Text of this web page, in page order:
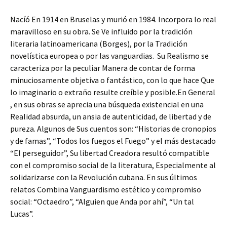
Nacíó En 1914 en Bruselas y murió en 1984. Incorpora lo real
maravilloso en su obra. Se Ve influido por la tradición
literaria latinoamericana (Borges), por la Tradición
novelística europea o por las vanguardias. Su Realismo se
caracteriza por la peculiar Manera de contar de forma
minuciosamente objetiva o fantástico, con lo que hace Que
lo imaginario o extraño resulte creíble y posible.En General
, en sus obras se aprecia una búsqueda existencial en una
Realidad absurda, un ansia de autenticidad, de libertad y de
pureza. Algunos de Sus cuentos son: “Historias de cronopios
y de famas”, “Todos los fuegos el Fuego” y el más destacado
“El perseguidor”, Su libertad Creadora resultó compatible
con el compromiso social de la literatura, Especialmente al
solidarizarse con la Revolución cubana. En sus últimos
relatos Combina Vanguardismo estético y compromiso
social: “Octaedro”, “Alguien que Anda por ahí”, “Un tal
Lucas”.